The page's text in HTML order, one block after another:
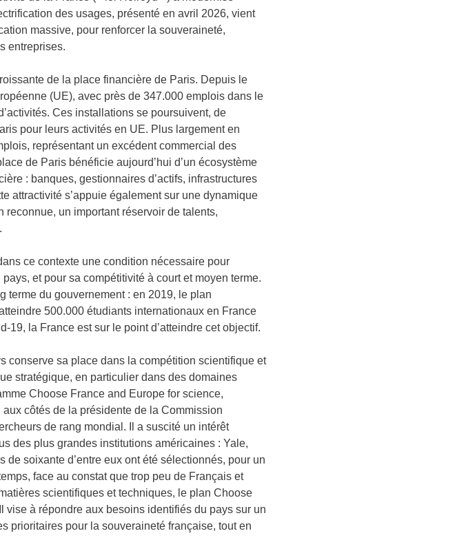
des usages, présenté en avril 2026, vient
massive, pour renforcer la souveraineté,
entreprises.
de la place financière de Paris. Depuis le
(UE), avec près de 347.000 emplois dans le
Ces installations se poursuivent, de
pour leurs activités en UE. Plus largement en
représentant un excédent commercial des
de Paris bénéficie aujourd’hui d’un écosystème
: banques, gestionnaires d’actifs, infrastructures
attractivité s’appuie également sur une dynamique
un important réservoir de talents,
ce contexte une condition nécessaire pour
et pour sa compétitivité à court et moyen terme.
terme du gouvernement : en 2019, le plan
500.000 étudiants internationaux en France
la France est sur le point d’atteindre cet objectif.
conserve sa place dans la compétition scientifique et
stratégique, en particulier dans des domaines
Choose France and Europe for science,
côtés de la présidente de la Commission
de rang mondial. Il a suscité un intérêt
des plus grandes institutions américaines : Yale,
soixante d’entre eux ont été sélectionnés, pour un
face au constat que trop peu de Français et
scientifiques et techniques, le plan Choose
à répondre aux besoins identifiés du pays sur un
prioritaires pour la souveraineté française, tout en